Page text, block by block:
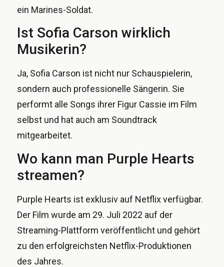
ein Marines-Soldat.
Ist Sofia Carson wirklich
Musikerin?
Ja, Sofia Carson ist nicht nur Schauspielerin,
sondern auch professionelle Sängerin. Sie
performt alle Songs ihrer Figur Cassie im Film
selbst und hat auch am Soundtrack
mitgearbeitet.
Wo kann man Purple Hearts
streamen?
Purple Hearts ist exklusiv auf Netflix verfügbar.
Der Film wurde am 29. Juli 2022 auf der
Streaming-Plattform veröffentlicht und gehört
zu den erfolgreichsten Netflix-Produktionen
des Jahres.